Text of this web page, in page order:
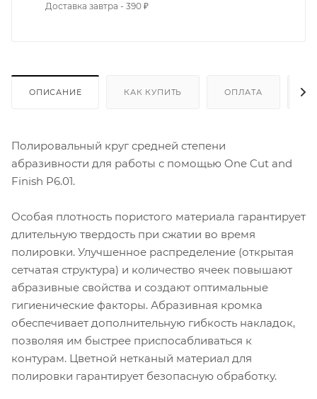
Доставка завтра - 390 ₽
ОПИСАНИЕ КАК КУПИТЬ ОПЛАТА
Полировальный круг средней степени
абразивности для работы с помощью One Cut and
Finish P6.01.
Особая плотность пористого материала гарантирует
длительную твердость при сжатии во время
полировки. Улучшенное распределение (открытая
сетчатая структура) и количество ячеек повышают
абразивные свойства и создают оптимальные
гигиенические факторы. Абразивная кромка
обеспечивает дополнительную гибкость накладок,
позволяя им быстрее приспосабливаться к
контурам. Цветной нетканый материал для
полировки гарантирует безопасную обработку.